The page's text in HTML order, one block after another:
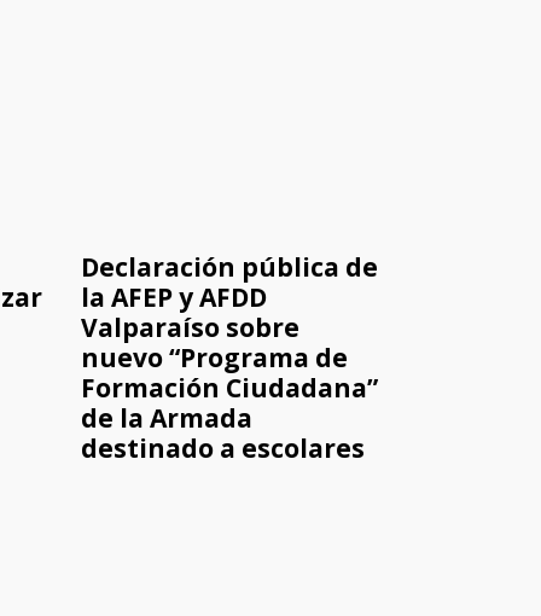
Declaración pública de
la AFEP y AFDD
Valparaíso sobre
nuevo “Programa de
Formación Ciudadana”
de la Armada
destinado a escolares